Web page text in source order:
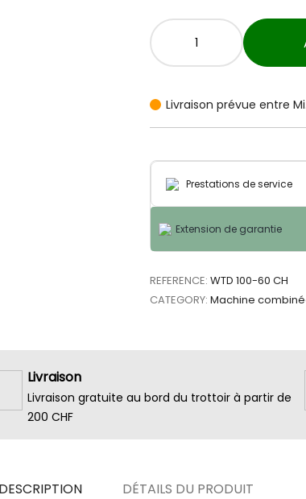
Livraison prévue entre
Prestations de service
Extension de garantie
REFERENCE: WTD 100-60 CH
CATEGORY: Machine
Livraison
Livraison gratuite au bord du trottoir à partir de
200 CHF
DESCRIPTION DÉTAILS DU PRODUIT